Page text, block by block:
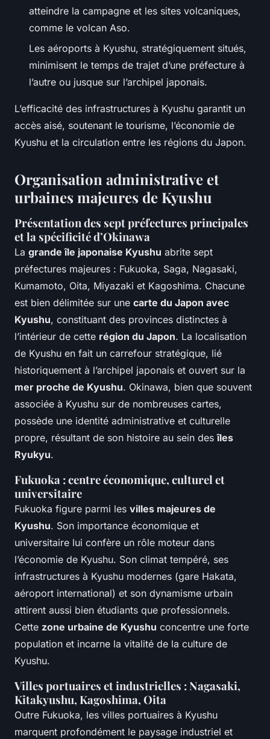
atteindre la campagne et les sites volcaniques,
comme le volcan Aso.
Les aéroports à Kyushu, stratégiquement situés,
minimisent le temps de trajet d’une préfecture à
l’autre ou jusque sur l’archipel japonais.
L’efficacité des infrastructures à Kyushu garantit un
accès aisé, soutenant le tourisme, l’économie de
Kyushu et la circulation entre les régions du Japon.
Organisation administrative et
urbaines majeures de Kyushu
Présentation des sept préfectures principales
et la spécificité d’Okinawa
La grande île japonaise Kyushu abrite sept
préfectures majeures : Fukuoka, Saga, Nagasaki,
Kumamoto, Oita, Miyazaki et Kagoshima. Chacune
est bien délimitée sur une carte du Japon avec
Kyushu, constituant des provinces distinctes à
l’intérieur de cette région du Japon. La localisation
de Kyushu en fait un carrefour stratégique, lié
historiquement à l’archipel japonais et ouvert sur la
mer proche de Kyushu. Okinawa, bien que souvent
associée à Kyushu sur de nombreuses cartes,
possède une identité administrative et culturelle
propre, résultant de son histoire au sein desîles
Ryukyu.
Fukuoka : centre économique, culturel et
universitaire
Fukuoka figure parmi les villes majeures de
Kyushu. Son importance économique et
universitaire lui confère un rôle moteur dans
l’économie de Kyushu. Son climat tempéré, ses
infrastructures à Kyushu modernes (gare Hakata,
aéroport international) et son dynamisme urbain
attirent aussi bien étudiants que professionnels.
Cette zone urbaine de Kyushu concentre une forte
population et incarne la vitalité de la culture de
Kyushu.
Villes portuaires et industrielles : Nagasaki,
Kitakyushu, Kagoshima, Oita
Outre Fukuoka, les villes portuaires à Kyushu
marquent profondément le paysage industriel et